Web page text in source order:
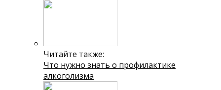
Читайте также:
Что нужно знать о профилактике
алкоголизма